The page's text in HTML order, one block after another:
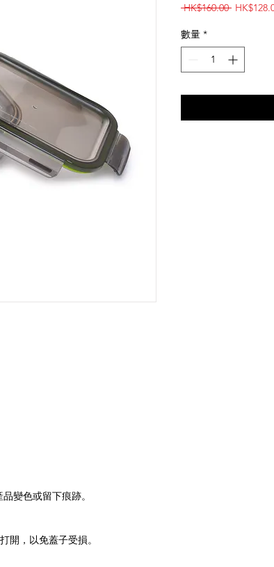
雙酚A
。
變色或留下痕跡。
開，以免蓋子受損。
HK$160.00 一
數量 *